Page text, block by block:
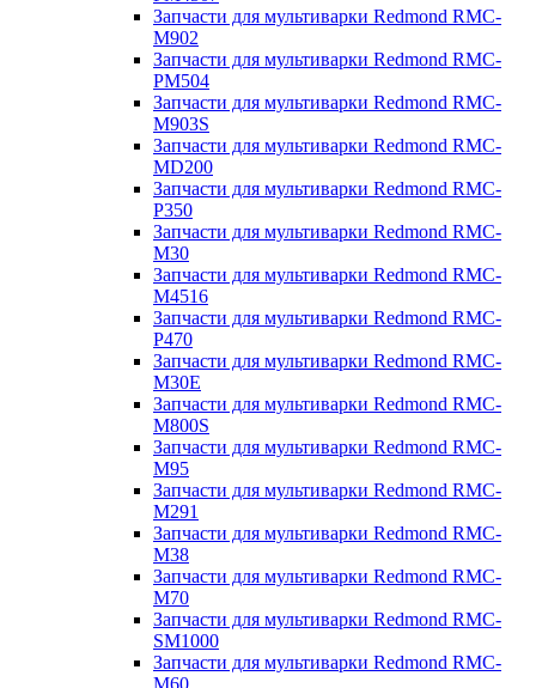
Запчасти для мультиварки Redmond RMC-
M902
Запчасти для мультиварки Redmond RMC-
PM504
Запчасти для мультиварки Redmond RMC-
M903S
Запчасти для мультиварки Redmond RMC-
MD200
Запчасти для мультиварки Redmond RMC-
P350
Запчасти для мультиварки Redmond RMC-
M30
Запчасти для мультиварки Redmond RMC-
M4516
Запчасти для мультиварки Redmond RMC-
P470
Запчасти для мультиварки Redmond RMC-
M30E
Запчасти для мультиварки Redmond RMC-
M800S
Запчасти для мультиварки Redmond RMC-
M95
Запчасти для мультиварки Redmond RMC-
M291
Запчасти для мультиварки Redmond RMC-
M38
Запчасти для мультиварки Redmond RMC-
M70
Запчасти для мультиварки Redmond RMC-
SM1000
Запчасти для мультиварки Redmond RMC-